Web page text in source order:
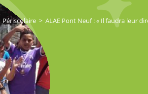
Périscolaire > ALAE Pont Neuf : « Il faudra leur